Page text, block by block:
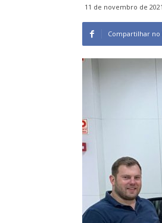
11 de novembro de 2021
Compartilhar no